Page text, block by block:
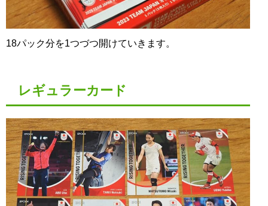
18パック分を1つづつ開けていきます。
レギュラーカード